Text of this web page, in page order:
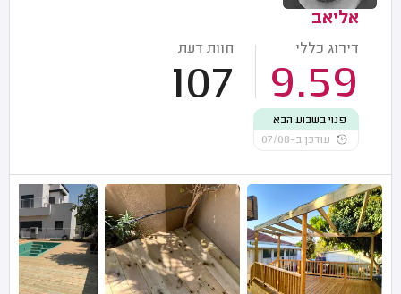
אליאב
דירוג כללי
9.59
חוות דעת
107
פנוי בשבוע הבא
עודכן ב-07/08